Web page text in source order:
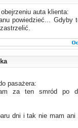
auta klienta:
powiedzieć... Gdyby
pasażera:
za ten smród po
dni i tak nie mam ani